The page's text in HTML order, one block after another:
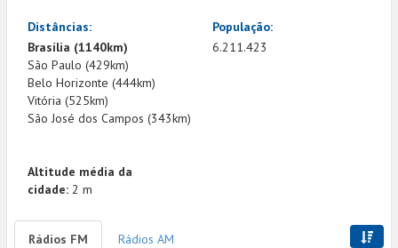
Distâncias:
Brasília (1140km)
São Paulo (429km)
Belo Horizonte (444km)
Vitória (525km)
São José dos Campos (343km)
Altitude média da
cidade: 2 m
População:
6.211.423
Rádios FM Rádios AM